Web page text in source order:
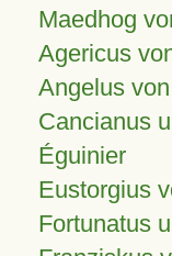
Maedhog
Agericus
Angelus
Cancianus
Éguinier
Eustorgius
Fortunatus